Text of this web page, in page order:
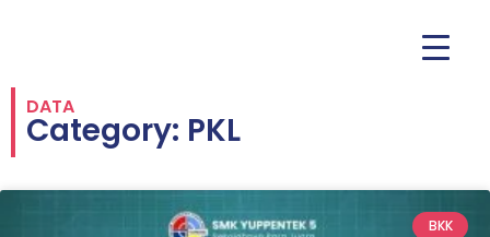
DATA
Category: PKL
BKK